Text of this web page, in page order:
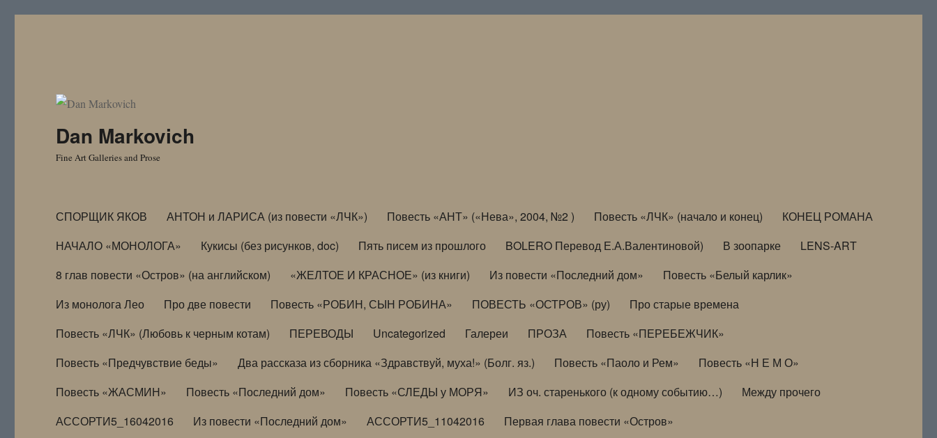
Dan Markovich
Fine Art Galleries and Prose
СПОРЩИК ЯКОВ АНТОН и ЛАРИСА (из повести «ЛЧК») Повесть «АНТ» («Нева», 2004, №2 ) Повесть «ЛЧК» (начало и конец)
КОНЕЦ РОМАНА
НАЧАЛО «МОНОЛОГА»
Кукисы (без рисунков, doc) Пять писем из прошлого BOLERO Перевод Е.А.Валентиновой) В зоопарке
LENS-ART
8 глав повести «Остров» (на английском)
«ЖЕЛТОЕ И КРАСНОЕ» (из книги) Из повести «Последний дом»
Повесть «Белый карлик»
Из монолога Лео
Про две повести Повесть «РОБИН, СЫН РОБИНА» ПОВЕСТЬ «ОСТРОВ» (ру)
Про старые времена
Повесть «ЛЧК» (Любовь к черным котам)
ПЕРЕВОДЫ Uncategorized Галереи ПРОЗА
Повесть «ПЕРЕБЕЖЧИК»
Повесть «Предчувствие беды»
Два рассказа из сборника «Здравствуй, муха!» (Болг. яз.) Повесть «Паоло и Рем»
Повесть «Н Е М О»
Повесть «ЖАСМИН»
Повесть «Последний дом» Повесть «СЛЕДЫ у МОРЯ» ИЗ оч. старенького (к одному событию…)
Между прочего
АССОРТИ5_16042016
Из повести «Последний дом» АССОРТИ5_11042016
Первая глава повести «Остров»